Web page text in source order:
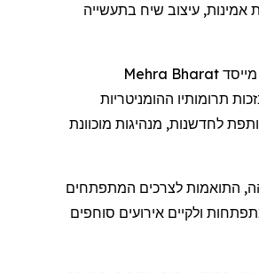
אמינות, עיצוב שיח בתעשייה
Bharat
Mehra
תרומותיו ההומניטריות
לחדשנות, מנהיגות מוכוונת
התואמות לצרכים המתפתחים
ולקיים אירועים סוחפים